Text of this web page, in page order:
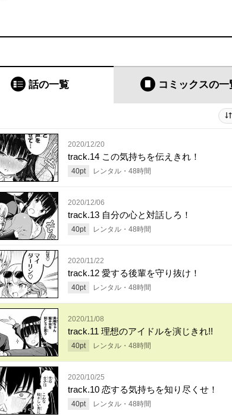
話の一覧 コミックスの一
2020/12/20
track.14 この気持ちを伝えきれ！
40pt レンタル・ 48時間
2020/12/06
track.13 自分の心と対話しろ！
40pt レンタル・ 48時間
2020/11/22
track.12 愛する後輩を守り抜け！
40pt レンタル・ 48時間
2020/11/08
track.11 理想のアイドルを演じきれ!!
40pt レンタル・ 48時間
2020/10/25
track.10 恋する気持ちを知り尽くせ！
40pt レンタル・ 48時間